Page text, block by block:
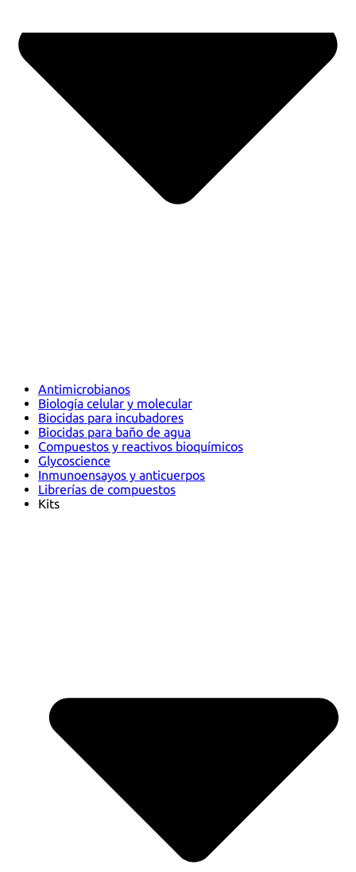
Antimicrobianos
Biología celular y molecular
Biocidas para incubadores
Biocidas para baño de agua
Compuestos y reactivos bioquímicos
Glycoscience
Inmunoensayos y anticuerpos
Librerías de compuestos
Kits